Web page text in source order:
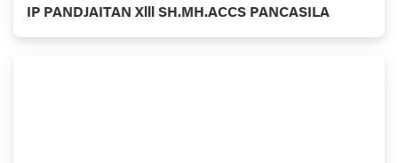
IP PANDJAITAN Xlll SH.MH.ACCS PANCASILA